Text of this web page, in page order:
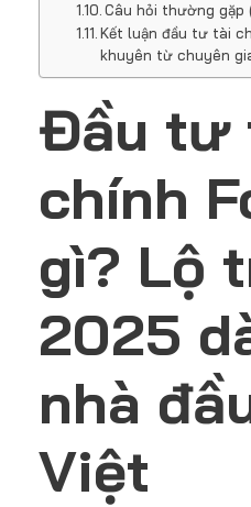
Câu hỏi thường gặp
Kết luận đầu tư tài
khuyên từ chuyên
Đầu tư
chính
gì? Lộ
2025
nhà
Việt